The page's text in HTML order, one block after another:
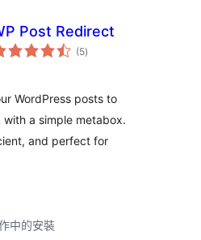
Post Redirect
(5總
評)
WordPress posts to
with a simple metabox.
and perfect for
中的安裝